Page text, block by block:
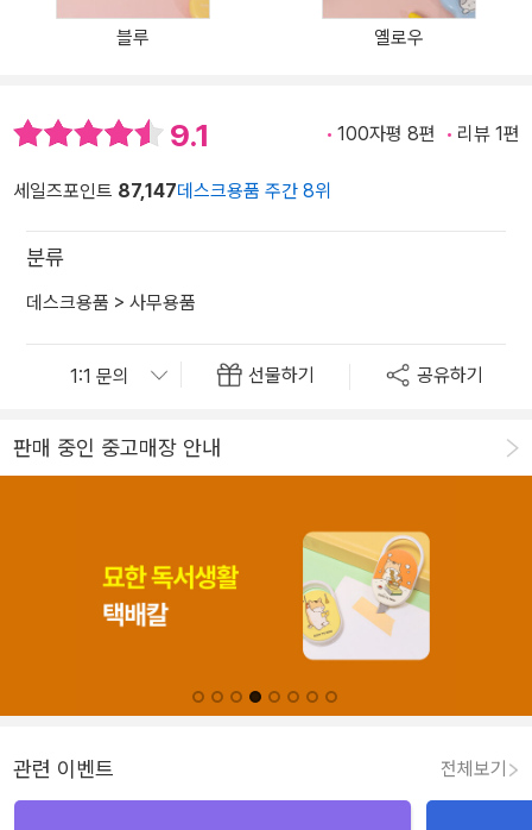
블루 옐로우
9.1 100자평 8편 리뷰 1편
세일즈포인트 87,147데스크용품 주간 8위
분류
데스크용품 > 사무용품
선물하기 공유하기
판매 중인 중고매장 안내
관련 이벤트 전체보기